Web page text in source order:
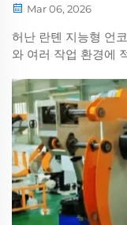
Mar 06, 2026
허난 란톈 지능형 언
와 여러 작업 환경에
정밀하며 안정적이어